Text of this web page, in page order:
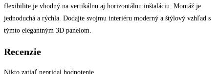
flexibilite je vhodný na vertikálnu aj horizontálnu inštaláciu. Montáž je
jednoduchá a rýchla. Dodajte svojmu interiéru moderný a štýlový vzhľad s
týmto elegantným 3D panelom.
Recenzie
Nikto zatiaľ nepridal hodnotenie.